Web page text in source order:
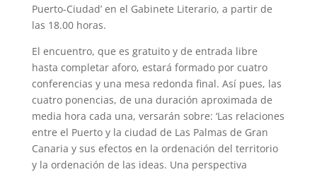
Puerto-Ciudad’ en el Gabinete Literario, a partir de
las 18.00 horas.
El encuentro, que es gratuito y de entrada libre
hasta completar aforo, estará formado por cuatro
conferencias y una mesa redonda final. Así pues, las
cuatro ponencias, de una duración aproximada de
media hora cada una, versarán sobre: ‘Las relaciones
entre el Puerto y la ciudad de Las Palmas de Gran
Canaria y sus efectos en la ordenación del territorio
y la ordenación de las ideas. Una perspectiva